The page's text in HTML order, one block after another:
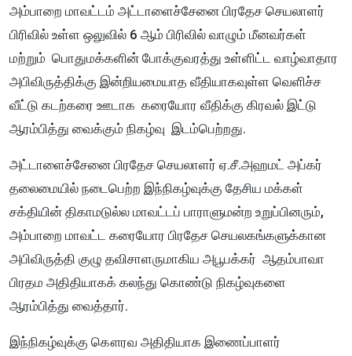
அம்பாறை மாவட்டம் அட்டாளைச்சேனை பிரதேச செயலாளர்
பிரிவில் உள்ள ஒலுவில் 6 ஆம் பிரிவில் வாழும் மீனவர்கள்
மற்றும் பொதுமக்களின் போக்குவரத்து உள்ளிட்ட வாழ்வாதார
அபிவிருத்திக்கு இன்றியமையாத வீதியாகவுள்ள வெளிச்ச
வீட்டு கடற்கரை ஊடாக கரையோர வீதிக்கு கிரவல் இட்டு
ஆரம்பித்து வைக்கும் நிகழ்வு இடம்பெற்றது.
அட்டாளைச்சேனை பிரதேச செயலாளர் ஏ.சீ.அஹமட் அப்கர்
தலைமையில் நடைபெற்ற இந்நிகழ்வுக்கு தேசிய மக்கள்
சக்தியின் திகாமடுல்ல மாவட்டப் பாராளுமன்ற உறுப்பினரும்,
அம்பாறை மாவட்ட கரையோர பிரதேச செயலகங்களுக்கான
அபிவிருத்தி குழு தவிசாளருமாகிய அபூபக்கர் ஆதம்பாவா
பிரதம அதிதியாகக் கலந்து கொண்டு நிகழ்வுகளை
ஆரம்பித்து வைத்தார்.
இந்நிகழ்வுக்கு கௌரவ அதிதியாக இணைப்பாளர்